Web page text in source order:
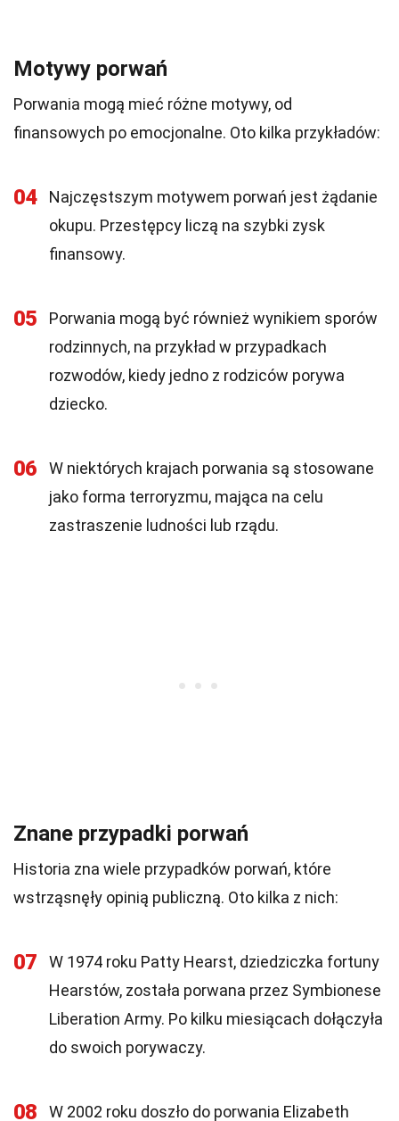
Motywy porwań
Porwania mogą mieć różne motywy, od
finansowych po emocjonalne. Oto kilka przykładów:
04
Najczęstszym motywem porwań jest żądanie
okupu. Przestępcy liczą na szybki zysk
finansowy.
05
Porwania mogą być również wynikiem sporów
rodzinnych, na przykład w przypadkach
rozwodów, kiedy jedno z rodziców porywa
dziecko.
06
W niektórych krajach porwania są stosowane
jako forma terroryzmu, mająca na celu
zastraszenie ludności lub rządu.
Znane przypadki porwań
Historia zna wiele przypadków porwań, które
wstrząsnęły opinią publiczną. Oto kilka z nich:
07
W 1974 roku Patty Hearst, dziedziczka fortuny
Hearstów, została porwana przez Symbionese
Liberation Army. Po kilku miesiącach dołączyła
do swoich porywaczy.
08 W 2002 roku doszło do porwania Elizabeth